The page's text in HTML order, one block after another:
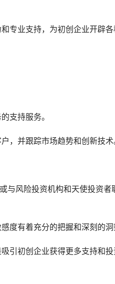
专业支持，为初创企业开辟
支持服务。
，并跟踪市场趋势和创新技术
与风险投资机构和天使投资者
度有着充分的把握和深刻的洞
引初创企业获得更多支持和